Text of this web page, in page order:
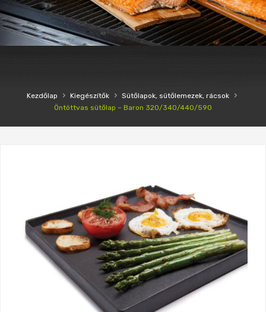
Kezdőlap › Kiegészítők › Sütőlapok, sütőlemezek, rácsok ›
Öntöttvas sütőlap – Baron 320/340/440/590